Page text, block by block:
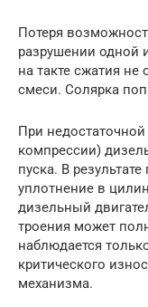
Потеря
разрушении одной
на такте сжатия не
смеси. Солярка
При недостаточной
компрессии)
пуска. В
уплотнение в
дизельный
троения может
наблюдается
критического
механизма.